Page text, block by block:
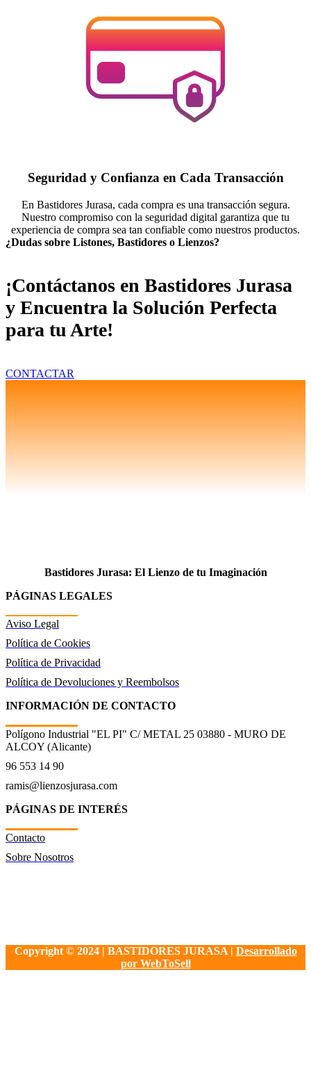
Seguridad y Confianza en Cada Transacción
En Bastidores Jurasa, cada compra es una transacción segura.
Nuestro compromiso con la seguridad digital garantiza que tu
experiencia de compra sea tan confiable como nuestros productos.
¿Dudas sobre Listones, Bastidores o Lienzos?
¡Contáctanos en Bastidores Jurasa
y Encuentra la Solución Perfecta
para tu Arte!
CONTACTAR
Bastidores Jurasa: El Lienzo de tu Imaginación
PÁGINAS LEGALES
Aviso Legal
Política de Cookies
Política de Privacidad
Política de Devoluciones y Reembolsos
INFORMACIÓN DE CONTACTO
Polígono Industrial "EL PI" C/ METAL 25 03880 - MURO DE
ALCOY (Alicante)
96 553 14 90
ramis@lienzosjurasa.com
PÁGINAS DE INTERÉS
Contacto
Sobre Nosotros
Copyright © 2024 | BASTIDORES JURASA | Desarrollado
por WebToSell